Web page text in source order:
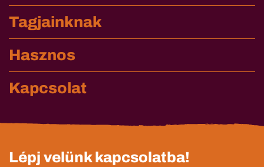
Tagjainknak
Hasznos
Kapcsolat
Lépj velünk kapcsolatba!